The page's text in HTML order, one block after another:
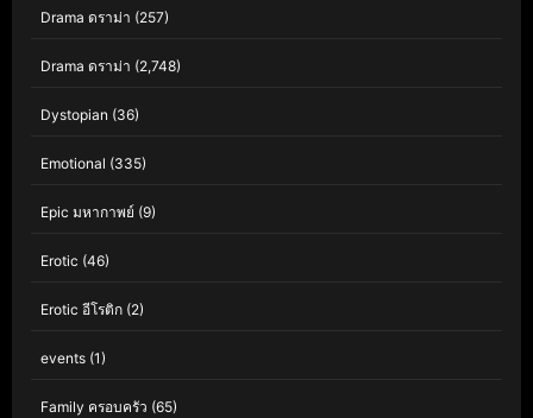
Drama ดราม่า (257)
Drama ดราม่า (2,748)
Dystopian (36)
Emotional (335)
Epic มหากาพย์ (9)
Erotic (46)
Erotic อีโรติก (2)
events (1)
Family ครอบครัว (65)